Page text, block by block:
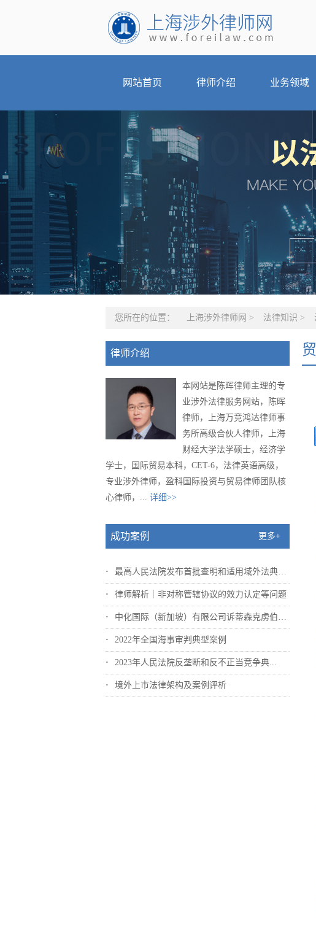
网站首页 律师介绍 业务领域
您所在的位置： 上海涉外律师网 > 法律知识 >
律师介绍
本网站是陈晖律师主理的专
业涉外法律服务网站，陈晖
律师，上海万竞鸿达律师事
务所高级合伙人律师，上海
财经大学法学硕士，经济学
学士，国际贸易本科，CET-6，法律英语高级，
专业涉外律师，盈科国际投资与贸易律师团队核
心律师，... 详细>>
成功案例 更多+
最高人民法院发布首批查明和适用域外法典型...
律师解析｜非对称管辖协议的效力认定等问题
中化国际（新加坡）有限公司诉蒂森克虏伯冶...
2022年全国海事审判典型案例
2023年人民法院反垄断和反不正当竞争典...
境外上市法律架构及案例评析